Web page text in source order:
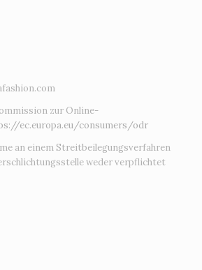
zur Online-
ec.europa.eu/consumers/odr
an einem Streitbeilegungsverfahren
weder verpflichtet